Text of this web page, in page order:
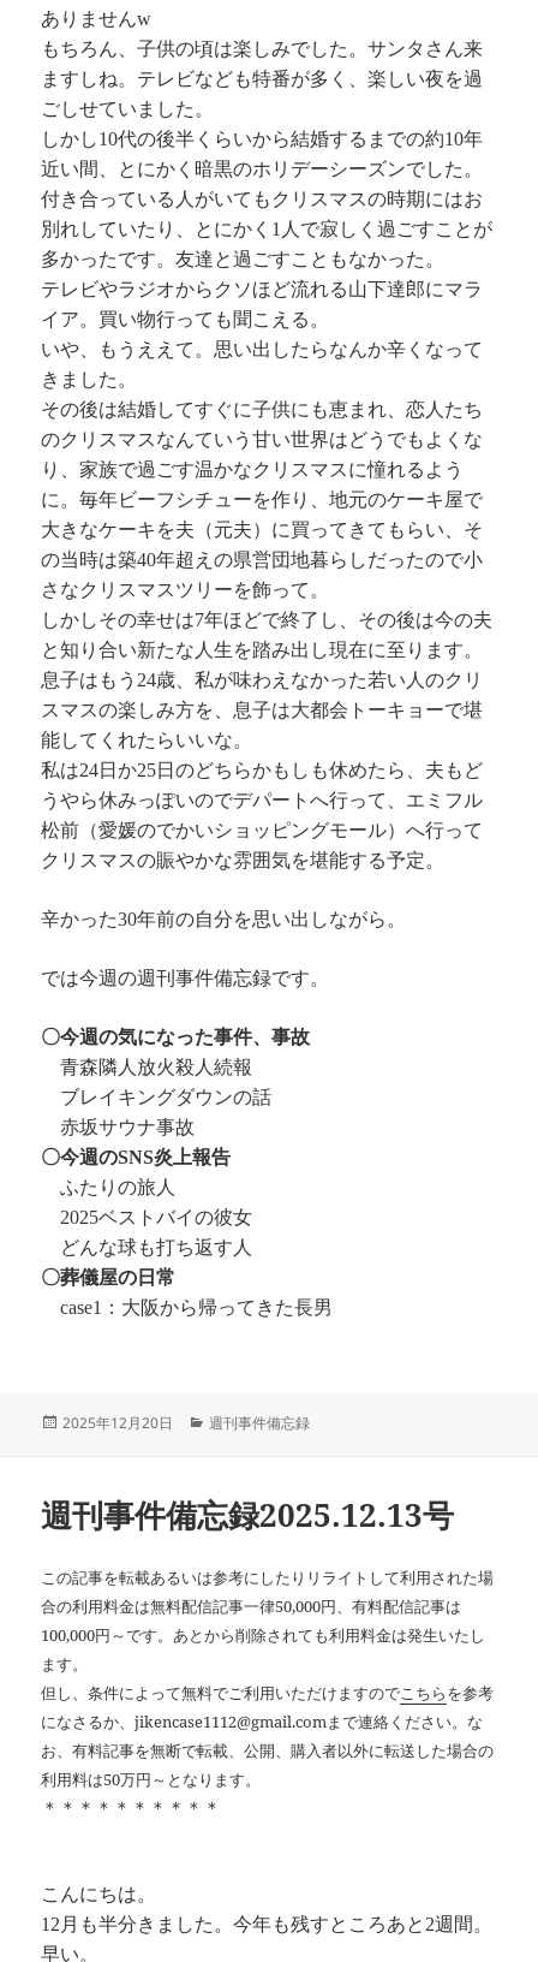
ありませんw
もちろん、子供の頃は楽しみでした。サンタさん来
ますしね。テレビなども特番が多く、楽しい夜を過
ごしせていました。
しかし10代の後半くらいから結婚するまでの約10年
近い間、とにかく暗黒のホリデーシーズンでした。
付き合っている人がいてもクリスマスの時期にはお
別れしていたり、とにかく1人で寂しく過ごすことが
多かったです。友達と過ごすこともなかった。
テレビやラジオからクソほど流れる山下達郎にマラ
イア。買い物行っても聞こえる。
いや、もうええて。思い出したらなんか辛くなって
きました。
その後は結婚してすぐに子供にも恵まれ、恋人たち
のクリスマスなんていう甘い世界はどうでもよくな
り、家族で過ごす温かなクリスマスに憧れるよう
に。毎年ビーフシチューを作り、地元のケーキ屋で
大きなケーキを夫（元夫）に買ってきてもらい、そ
の当時は築40年超えの県営団地暮らしだったので小
さなクリスマスツリーを飾って。
しかしその幸せは7年ほどで終了し、その後は今の夫
と知り合い新たな人生を踏み出し現在に至ります。
息子はもう24歳、私が味わえなかった若い人のクリ
スマスの楽しみ方を、息子は大都会トーキョーで堪
能してくれたらいいな。
私は24日か25日のどちらかもしも休めたら、夫もど
うやら休みっぽいのでデパートへ行って、エミフル
松前（愛媛のでかいショッピングモール）へ行って
クリスマスの賑やかな雰囲気を堪能する予定。
辛かった30年前の自分を思い出しながら。
では今週の週刊事件備忘録です。
〇今週の気になった事件、事故
青森隣人放火殺人続報
ブレイキングダウンの話
赤坂サウナ事故
〇今週のSNS炎上報告
ふたりの旅人
2025ベストバイの彼女
どんな球も打ち返す人
〇葬儀屋の日常
case1：大阪から帰ってきた長男
投
2025年12月20日
カ
ー
週刊事件備忘録
週刊事件備忘録2025.12.13号
この記事を転載あるいは参考にしたりリライトして利用された場
合の利用料金は無料配信記事一律50,000円、有料配信記事は
100,000円～です。あとから削除されても利用料金は発生いたし
ます。
但し、条件によって無料でご利用いただけますのでこちらを参考
になさるか、jikencase1112@gmail.comまで連絡ください。な
お、有料記事を無断で転載、公開、購入者以外に転送した場合の
利用料は50万円～となります。
＊＊＊＊＊＊＊＊＊＊
こんにちは。
12月も半分きました。今年も残すところあと2週間。
早い。